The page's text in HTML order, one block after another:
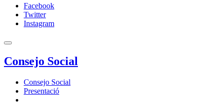
Facebook
Twitter
Instagram
Consejo Social
Consejo Social
Presentació